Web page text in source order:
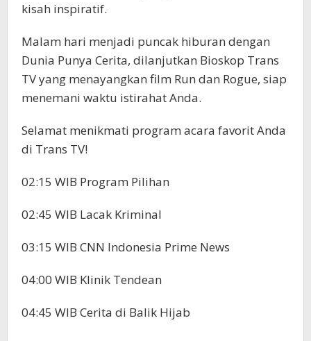
kisah inspiratif.
Malam hari menjadi puncak hiburan dengan
Dunia Punya Cerita, dilanjutkan Bioskop Trans
TV yang menayangkan film Run dan Rogue, siap
menemani waktu istirahat Anda.
Selamat menikmati program acara favorit Anda
di Trans TV!
02:15 WIB Program Pilihan
02:45 WIB Lacak Kriminal
03:15 WIB CNN Indonesia Prime News
04:00 WIB Klinik Tendean
04:45 WIB Cerita di Balik Hijab